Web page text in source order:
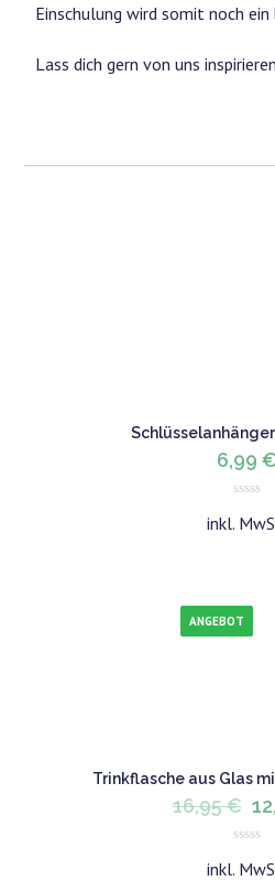
Einschulung wird somit noch ein
Lass dich gern von uns
6,99 €
out
inkl.
ANGEBOT
Trinkflasche aus Glas
16,95€
out
inkl.